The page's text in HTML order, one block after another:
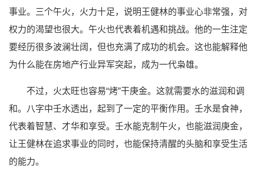
事业。三个午火，火力十足，说明王健林的事业心非常强，对
权力的渴望也很大。午火也代表着机遇和挑战。他的一生注定
要经历很多波澜壮阔，但也充满了成功的机会。这也能解释他
为什么能在房地产行业异军突起，成为一代枭雄。
不过，火太旺也容易“烤”干庚金。这就需要水的滋润和调
和。八字中壬水透出，起到了一定的平衡作用。壬水是食神，
代表着智慧、才华和享受。壬水能克制午火，也能滋润庚金，
让王健林在追求事业的同时，也能保持清醒的头脑和享受生活
的能力。